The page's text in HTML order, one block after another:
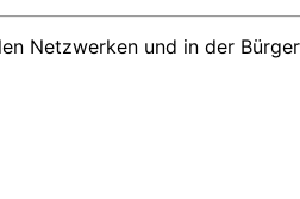
Netzwerken und in der